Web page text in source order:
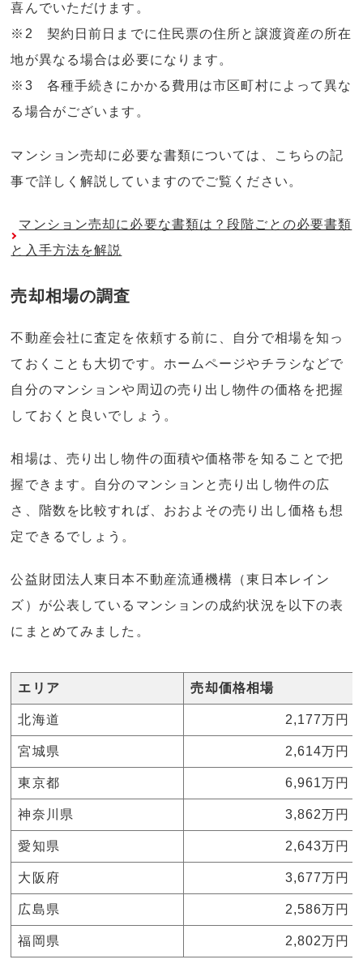
喜んでいただけます。
※2 契約日前日までに住民票の住所と譲渡資産の所在
地が異なる場合は必要になります。
※3 各種手続きにかかる費用は市区町村によって異な
る場合がございます。
マンション売却に必要な書類については、こちらの記
事で詳しく解説していますのでご覧ください。
マンション売却に必要な書類は？段階ごとの必要書類
と入手方法を解説
売却相場の調査
不動産会社に査定を依頼する前に、自分で相場を知っ
ておくことも大切です。ホームページやチラシなどで
自分のマンションや周辺の売り出し物件の価格を把握
しておくと良いでしょう。
相場は、売り出し物件の面積や価格帯を知ることで把
握できます。自分のマンションと売り出し物件の広
さ、階数を比較すれば、おおよその売り出し価格も想
定できるでしょう。
公益財団法人東日本不動産流通機構（東日本レイン
ズ）が公表しているマンションの成約状況を以下の表
にまとめてみました。
エリア 売却価格相場
北海道 2,177万円
宮城県 2,614万円
東京都 6,961万円
神奈川県 3,862万円
愛知県 2,643万円
大阪府 3,677万円
広島県 2,586万円
福岡県 2,802万円